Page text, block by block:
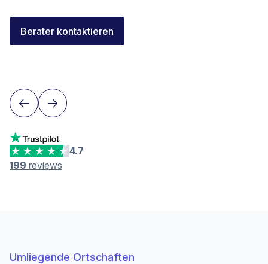
Berater kontaktieren
Florent Buser
Area Sales Director Romandie
4.7
199 reviews
Umliegende Ortschaften